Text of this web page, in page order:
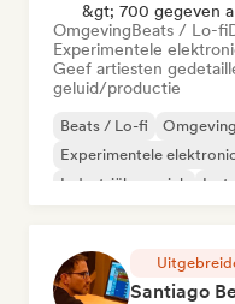
&gt; 700 gegeven
OmgevingBeats / Lo-fi
Experimentele
Geef artiesten
geluid/productie
Beats / Lo-fi Omgeving
Experimentele
Industriële muziek
Santiago